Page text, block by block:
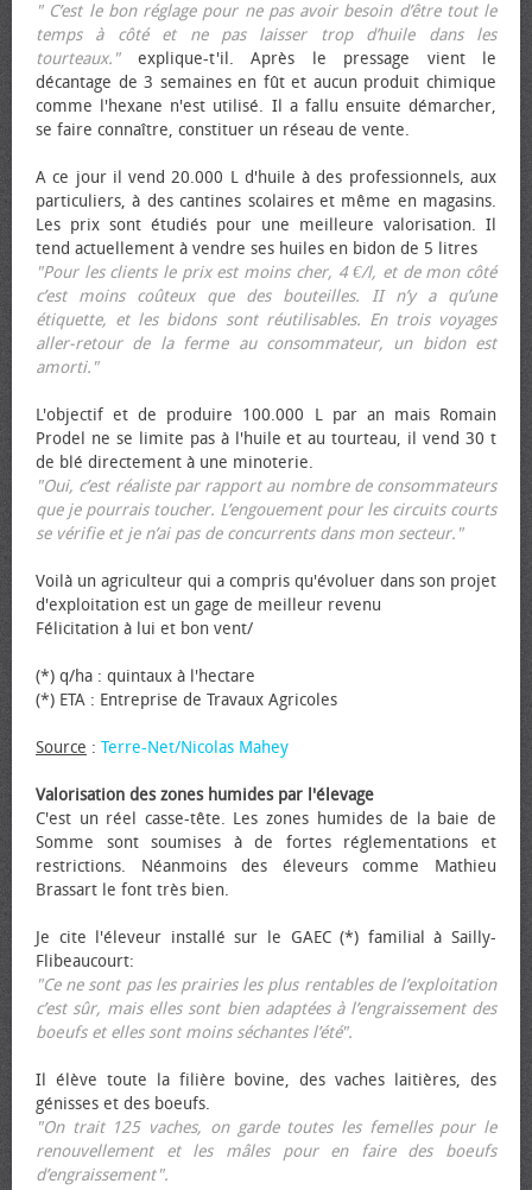
" C’est le bon réglage pour ne pas avoir besoin d’être tout le
temps à côté et ne pas laisser trop d’huile dans les
tourteaux."explique-t'il. Après le pressage vient le
décantage de 3 semaines en fût et aucun produit chimique
comme l'hexane n'est utilisé. Il a fallu ensuite démarcher,
se faire connaître, constituer un réseau de vente.
A ce jour il vend 20.000 L d'huile à des professionnels, aux
particuliers, à des cantines scolaires et même en magasins.
Les prix sont étudiés pour une meilleure valorisation. Il
tend actuellement à vendre ses huiles en bidon de 5 litres
"Pour les clients le prix est moins cher, 4 €/l, et de mon côté
c’est moins coûteux que des bouteilles. II n’y a qu’une
étiquette, et les bidons sont réutilisables. En trois voyages
aller-retour de la ferme au consommateur, un bidon est
amorti."
L'objectif et de produire 100.000 L par an mais Romain
Prodel ne se limite pas à l'huile et au tourteau, il vend 30 t
de blé directement à une minoterie.
"Oui, c’est réaliste par rapport au nombre de consommateurs
que je pourrais toucher. L’engouement pour les circuits courts
se vérifie et je n’ai pas de concurrents dans mon secteur."
Voilà un agriculteur qui a compris qu'évoluer dans son projet
d'exploitation est un gage de meilleur revenu
Félicitation à lui et bon vent/
(*) q/ha : quintaux à l'hectare
(*) ETA : Entreprise de Travaux Agricoles
Source : Terre-Net/Nicolas Mahey
Valorisation des zones humides par l'élevage
C'est un réel casse-tête. Les zones humides de la baie de
Somme sont soumises à de fortes réglementations et
restrictions. Néanmoins des éleveurs comme Mathieu
Brassart le font très bien.
Je cite l'éleveur installé sur le GAEC (*) familial à Sailly-
Flibeaucourt:
"Ce ne sont pas les prairies les plus rentables de l’exploitation
c’est sûr, mais elles sont bien adaptées à l’engraissement des
bœufs et elles sont moins séchantes l’été".
Il élève toute la filière bovine, des vaches laitières, des
génisses et des bœufs.
"On trait 125 vaches, on garde toutes les femelles pour le
renouvellement et les mâles pour en faire des bœufs
d’engraissement".